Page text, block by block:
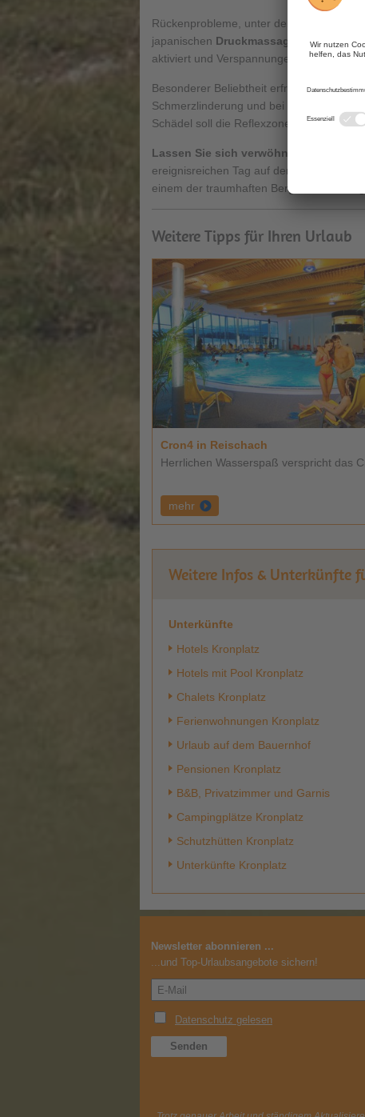
Rückenprobleme, unter denen heute
japanischen Druckmassage Shiatsu
aktiviert und Verspannungen gelöst.
Besonderer Beliebtheit erfreut sich auch
Schmerzlinderung und bei
Schädel soll die Reflexzonenmassage
Lassen Sie sich verwöhnen
mit einer
ereignisreichen Tag auf den Skipisten
einem der traumhaften Berge des
Weitere Tipps für Ihren Urlaub
Cron4 in Reischach
Herrlichen Wasserspaß verspricht das
mehr
Weitere Infos & Unterkünfte
Unterkünfte
Hotels Kronplatz
Hotels mit Pool Kronplatz
Chalets Kronplatz
Ferienwohnungen Kronplatz
Urlaub auf dem Bauernhof
Pensionen Kronplatz
B&B, Privatzimmer und Garnis
Campingplätze Kronplatz
Schutzhütten Kronplatz
Unterkünfte Kronplatz
Newsletter abonnieren ...
...und Top-Urlaubsangebote sichern!